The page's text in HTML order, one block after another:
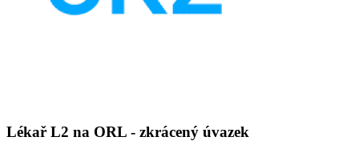
Lékař L2 na ORL - zkrácený úvazek